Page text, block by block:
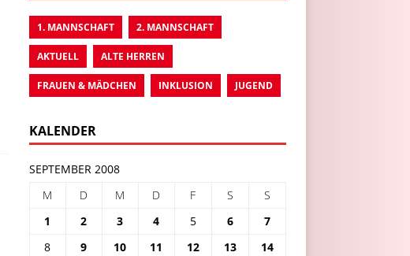
1. MANNSCHAFT 2. MANNSCHAFT
AKTUELL ALTE HERREN
FRAUEN & MÄDCHEN INKLUSION JUGEND
KALENDER
SEPTEMBER 2008
M
D M D F S
S
1
2 3 4 5 6
7
8
9 10 11 12 13 14